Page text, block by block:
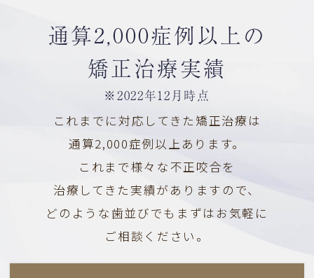
通算2,000症例以上の
矯正治療実績
※2022年12月時点
これまでに対応してきた矯正治療は
通算2,000症例以上あります。
これまで様々な不正咬合を
治療してきた実績がありますので、
どのような歯並びでもまずはお気軽に
ご相談ください。